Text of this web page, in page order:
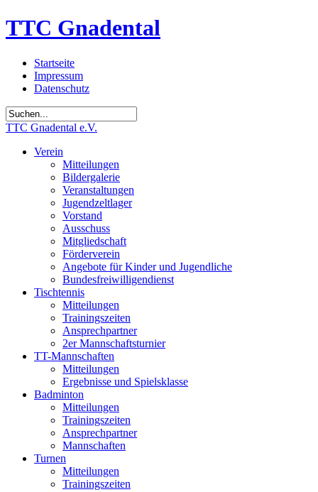
TTC Gnadental
Startseite
Impressum
Datenschutz
TTC Gnadental e.V.
Verein
Mitteilungen
Bildergalerie
Veranstaltungen
Jugendzeltlager
Vorstand
Ausschuss
Mitgliedschaft
Förderverein
Angebote für Kinder und Jugendliche
Bundesfreiwilligendienst
Tischtennis
Mitteilungen
Trainingszeiten
Ansprechpartner
2er Mannschaftsturnier
TT-Mannschaften
Mitteilungen
Ergebnisse und Spielsklasse
Badminton
Mitteilungen
Trainingszeiten
Ansprechpartner
Mannschaften
Turnen
Mitteilungen
Trainingszeiten